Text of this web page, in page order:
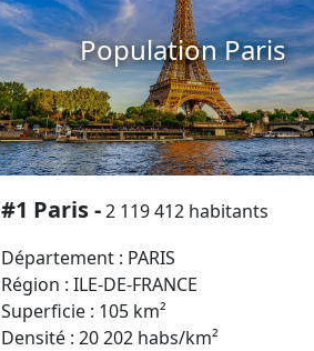
Population Paris
#1 Paris -2 119 412 habitants
Département : PARIS
Région : ILE-DE-FRANCE
Superficie : 105 km²
Densité : 20 202 habs/km²